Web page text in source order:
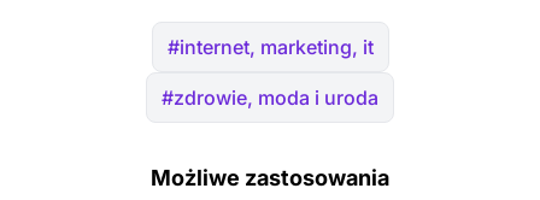
#internet, marketing, it
#zdrowie, moda i uroda
Możliwe zastosowania